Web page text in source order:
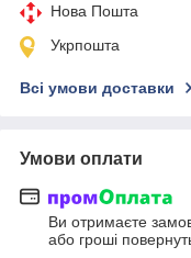
Нова Пошта
Укрпошта
Всі умови доставки
Умови оплати
Ви отримаєте
або гроші